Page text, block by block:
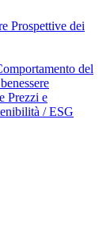
Prospettive dei
del
Prezzi e
/ ESG